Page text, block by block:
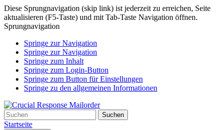
Diese Sprungnavigation (skip link) ist jederzeit zu erreichen, Seite
aktualisieren (F5-Taste) und mit Tab-Taste Navigation öffnen.
Sprungnavigation
Springe zur Navigation
Springe zur Navigation
Springe zum Inhalt
Springe zum Login-Button
Springe zum Button für Einstellungen
Springe zu den allgemeinen Informationen
Suchen
Startseite